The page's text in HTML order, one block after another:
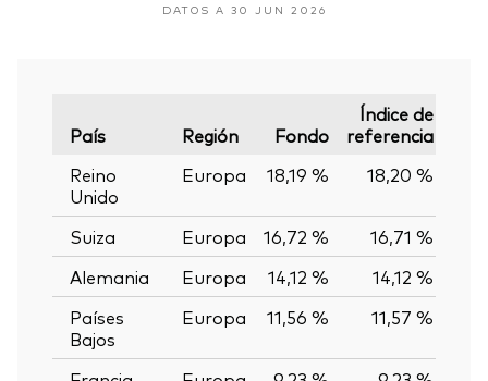
DATOS A 30 JUN 2026
País Región Fondo
Índice de
referencia
Reino
Unido
Europa 18,19 % 18,20 %
Suiza Europa 16,72 % 16,71 %
Alemania
Europa 14,12 % 14,12 %
Países
Bajos
Europa 11,56 % 11,57 %